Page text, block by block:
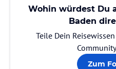
Wohin würdest Du
Baden
Teile Dein
Zum